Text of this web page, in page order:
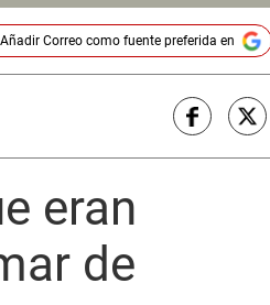
Añadir Correocomo fuente preferida en
eran
de